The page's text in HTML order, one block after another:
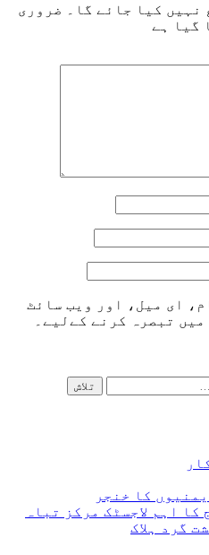
کیا جائے گا۔
ضروری
گیا ہے
ای میل، اور ویب سائٹ
تبصرہ کرنے کےلیے۔
کا خنجر
اہم لاجسٹک مرکز تباہ